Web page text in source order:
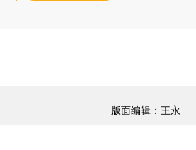
版面编辑：王永